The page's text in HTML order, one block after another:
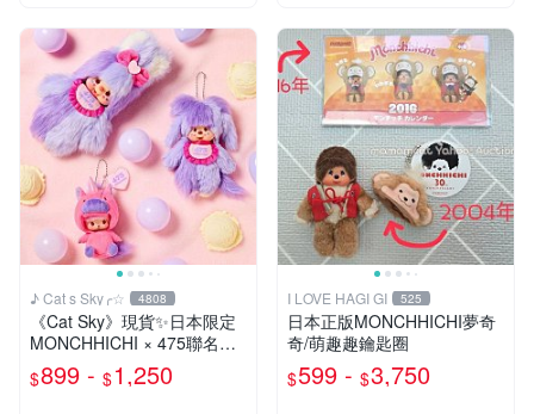
♪ Cat s Sky╭☆ 4808
《Cat Sky》現貨✨️日本限定
MONCHHICHI × 475聯名款
夢奇奇
$899 - $1,250
I LOVE HAGI GI 525
日本正版MONCHHICHI夢奇
奇/萌趣趣鑰匙圈
$599 - $3,750